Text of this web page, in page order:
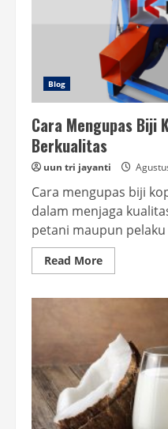
Blog
Cara Mengupas Biji
Berkualitas
uun tri jayanti
Cara mengupas biji
dalam menjaga
petani maupun pelaku
Read MoreRead
more
Cepat
untuk
Hasil
Berkualitas